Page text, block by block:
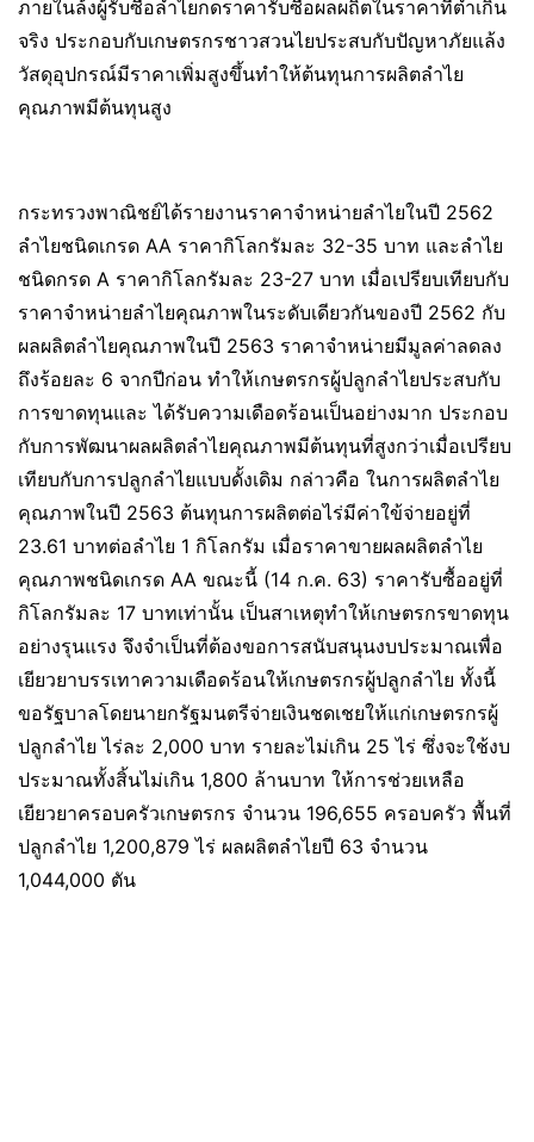
ภายในล้งผู้รับซื้อลำไยกดราคารับซื้อผลผถิตในราคาที่ต่ำเกิน
จริง ประกอบกับเกษตรกรชาวสวนไยประสบกับปัญหาภัยแล้ง
วัสดุอุปกรณ์มีราคาเพิ่มสูงขึ้นทำให้ต้นทุนการผลิตลำไย
คุณภาพมีต้นทุนสูง
กระทรวงพาณิชย์ได้รายงานราคาจำหน่ายลำไยในปี 2562
ลำไยชนิดเกรด AA ราคากิโลกรัมละ 32-35 บาท และลำไย
ชนิดกรด A ราคากิโลกรัมละ 23-27 บาท เมื่อเปรียบเทียบกับ
ราคาจำหน่ายลำไยคุณภาพในระดับเดียวกันของปี 2562 กับ
ผลผลิตลำไยคุณภาพในปี 2563 ราคาจำหน่ายมีมูลค่าลดลง
ถึงร้อยละ 6 จากปีก่อน ทำให้เกษตรกรผู้ปลูกลำไยประสบกับ
การขาดทุนและ ได้รับความเดือดร้อนเป็นอย่างมาก ประกอบ
กับการพัฒนาผลผลิตลำไยคุณภาพมีต้นทุนที่สูงกว่าเมื่อเปรียบ
เทียบกับการปลูกลำไยแบบดั้งเดิม กล่าวคือ ในการผลิตลำไย
คุณภาพในปี 2563 ต้นทุนการผลิตต่อไร่มีค่าใข้จ่ายอยู่ที่
23.61 บาทต่อลำไย 1 กิโลกรัม เมื่อราคาขายผลผลิตลำไย
คุณภาพชนิดเกรด AA ขณะนี้ (14 ก.ค. 63) ราคารับซื้ออยู่ที่
กิโลกรัมละ 17 บาทเท่านั้น เป็นสาเหตุทำให้เกษตรกรขาดทุน
อย่างรุนแรง จึงจำเป็นที่ต้องขอการสนับสนุนงบประมาณเพื่อ
เยียวยาบรรเทาความเดือดร้อนให้เกษตรกรผู้ปลูกลำไย ทั้งนี้
ขอรัฐบาลโดยนายกรัฐมนตรีจ่ายเงินชดเชยให้แก่เกษตรกรผู้
ปลูกลำไย ไร่ละ 2,000 บาท รายละไม่เกิน 25 ไร่ ซึ่งจะใช้งบ
ประมาณทั้งสิ้นไม่เกิน 1,800 ล้านบาท ให้การช่วยเหลือ
เยียวยาครอบครัวเกษตรกร จำนวน 196,655 ครอบครัว พื้นที่
ปลูกลำไย 1,200,879 ไร่ ผลผลิตลำไยปี 63 จำนวน
1,044,000 ตัน